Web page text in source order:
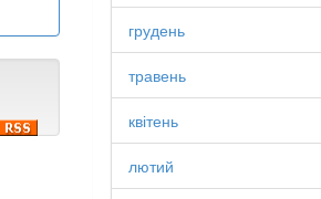
грудень
травень
квітень
лютий